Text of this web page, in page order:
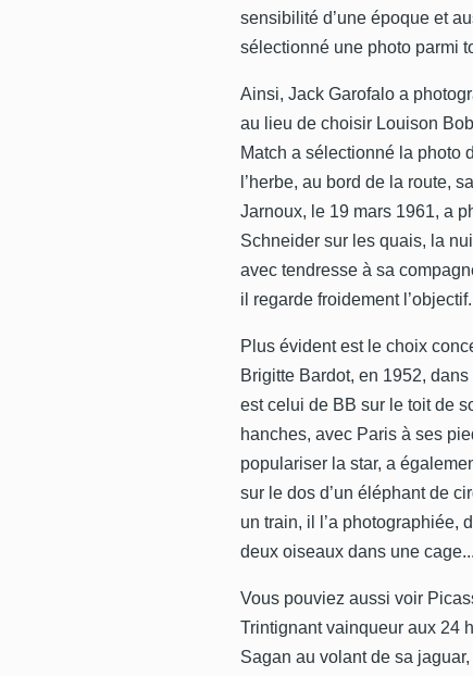
sensibilité d’une époque et
sélectionné une photo parmi
Ainsi, Jack Garofalo a
au lieu de choisir Louison
Match a sélectionné la photo
l’herbe, au bord de la route,
Jarnoux, le 19 mars 1961, a
Schneider sur les quais, la
avec tendresse à sa
il regarde froidement l’objectif.
Plus évident est le choix
Brigitte Bardot, en 1952,
est celui de BB sur le toit de
hanches, avec Paris à ses
populariser la star, a
sur le dos d’un éléphant de
un train, il l’a photographiée,
deux oiseaux dans une cage...
Vous pouviez aussi voir
Trintignant vainqueur aux 24
Sagan au volant de sa